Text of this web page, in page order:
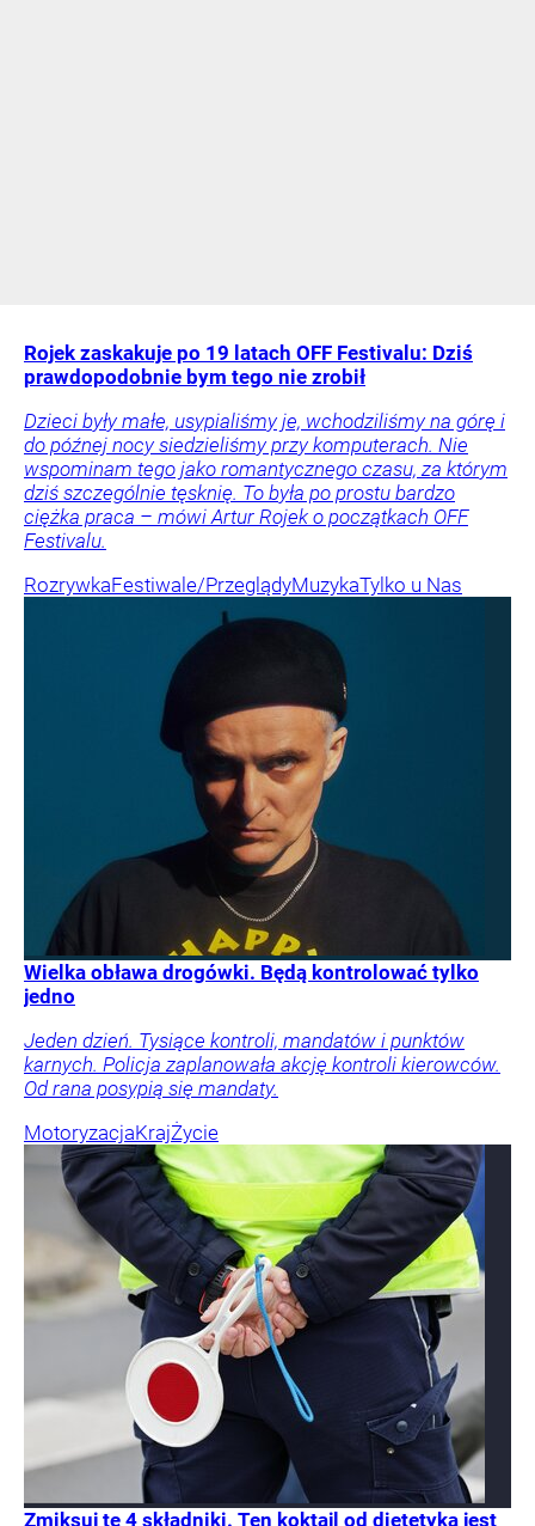
Rojek zaskakuje po 19 latach OFF Festivalu: Dziś
prawdopodobnie bym tego nie zrobił
Dzieci były małe, usypialiśmy je, wchodziliśmy na górę i
do późnej nocy siedzieliśmy przy komputerach. Nie
wspominam tego jako romantycznego czasu, za którym
dziś szczególnie tęsknię. To była po prostu bardzo
ciężka praca – mówi Artur Rojek o początkach OFF
Festivalu.
RozrywkaFestiwale/PrzeglądyMuzykaTylko u Nas
Wielka obława drogówki. Będą kontrolować tylko
jedno
Jeden dzień. Tysiące kontroli, mandatów i punktów
karnych. Policja zaplanowała akcję kontroli kierowców.
Od rana posypią się mandaty.
MotoryzacjaKrajŻycie
Zmiksuj te 4 składniki. Ten koktajl od dietetyka jest